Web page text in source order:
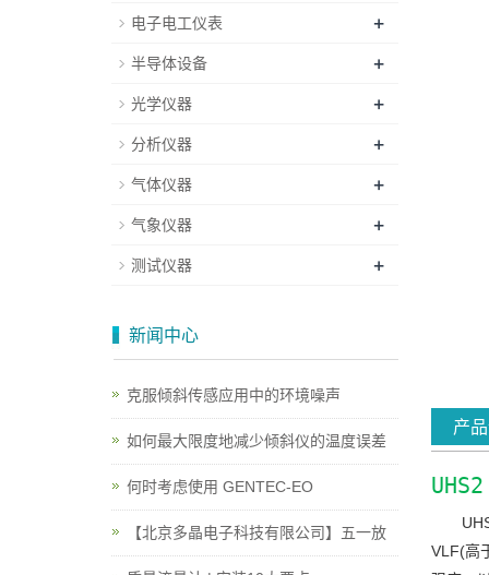
产
VLF(高
电子电工仪表 +
半导体设备 +
光学仪器 +
分析仪器 +
气体仪器 +
气象仪器 +
测试仪器 +
新闻中心
克服倾斜传感应用中的环境噪声
如何最大限度地减少倾斜仪的温度误差
何时考虑使用 GENTEC-EO
【北京多晶电子科技有限公司】五一放